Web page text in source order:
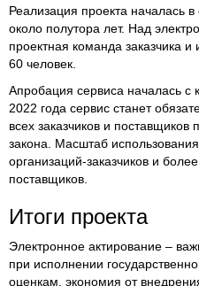
Реализация проекта началась
около полутора лет. Над
проектная команда заказчика
60 человек.
Апробация сервиса началась с
2022 года сервис станет
всех заказчиков и
закона. Масштаб
организаций-заказчиков и
поставщиков.
Итоги проекта
Электронное актирование –
при исполнении
оценкам, экономия от